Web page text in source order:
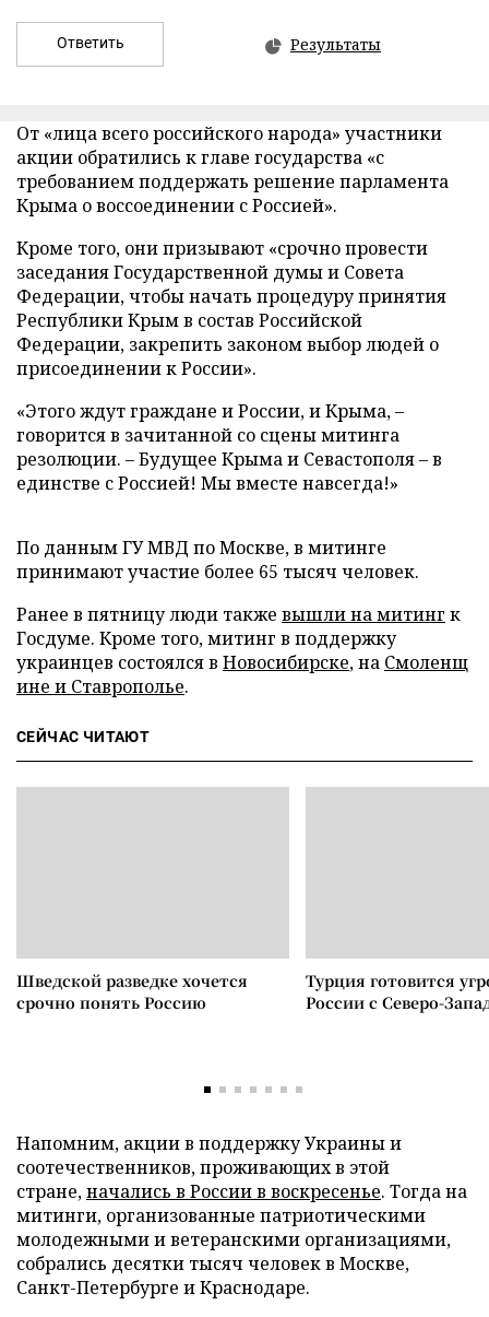
Ответить Результаты
От «лица всего российского народа» участники
акции обратились к главе государства «с
требованием поддержать решение парламента
Крыма о воссоединении с Россией».
Кроме того, они призывают «срочно провести
заседания Государственной думы и Совета
Федерации, чтобы начать процедуру принятия
Республики Крым в состав Российской
Федерации, закрепить законом выбор людей о
присоединении к России».
«Этого ждут граждане и России, и Крыма, –
говорится в зачитанной со сцены митинга
резолюции. – Будущее Крыма и Севастополя – в
единстве с Россией! Мы вместе навсегда!»
По данным ГУ МВД по Москве, в митинге
принимают участие более 65 тысяч человек.
Ранее в пятницу люди также вышли на митинг к
Госдуме. Кроме того, митинг в поддержку
украинцев состоялся в Новосибирске, на Смоленщ
ине и Ставрополье.
СЕЙЧАС ЧИТАЮТ
Шведской разведке хочется
срочно понять Россию
Турция готовится
России с Северо-
Напомним, акции в поддержку Украины и
соотечественников, проживающих в этой
стране,начались в России в воскресенье. Тогда на
митинги, организованные патриотическими
молодежными и ветеранскими организациями,
собрались десятки тысяч человек в Москве,
Санкт-Петербурге и Краснодаре.